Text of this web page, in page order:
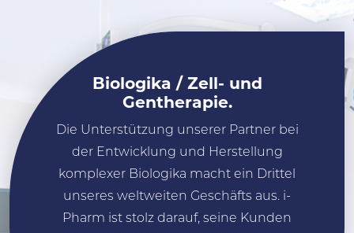
Biologika / Zell- und
Gentherapie.
Die Unterstützung unserer Partner bei
der Entwicklung und Herstellung
komplexer Biologika macht ein Drittel
unseres weltweiten Geschäfts aus. i-
Pharm ist stolz darauf, seine Kunden